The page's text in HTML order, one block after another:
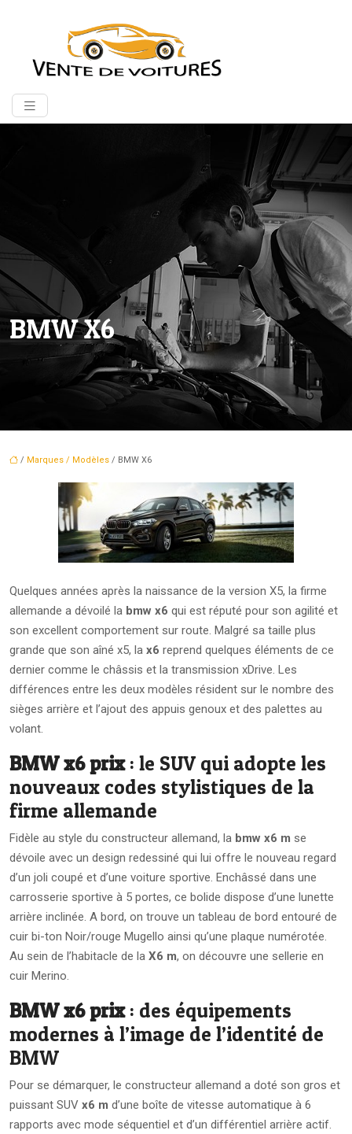
BMW X6
/ Marques / Modèles / BMW X6
Quelques années après la naissance de la version X5, la firme
allemande a dévoilé la bmw x6 qui est réputé pour son agilité et
son excellent comportement sur route. Malgré sa taille plus
grande que son aîné x5, la x6 reprend quelques éléments de ce
dernier comme le châssis et la transmission xDrive. Les
différences entre les deux modèles résident sur le nombre des
sièges arrière et l’ajout des appuis genoux et des palettes au
volant.
BMW x6 prix : le SUV qui adopte les
nouveaux codes stylistiques de la
firme allemande
Fidèle au style du constructeur allemand, la bmw x6 m se
dévoile avec un design redessiné qui lui offre le nouveau regard
d’un joli coupé et d’une voiture sportive. Enchâssé dans une
carrosserie sportive à 5 portes, ce bolide dispose d’une lunette
arrière inclinée. A bord, on trouve un tableau de bord entouré de
cuir bi-ton Noir/rouge Mugello ainsi qu’une plaque numérotée.
Au sein de l’habitacle de la X6 m, on découvre une sellerie en
cuir Merino.
BMW x6 prix : des équipements
modernes à l’image de l’identité de
BMW
Pour se démarquer, le constructeur allemand a doté son gros et
puissant SUV x6 m d’une boîte de vitesse automatique à 6
rapports avec mode séquentiel et d’un différentiel arrière actif.